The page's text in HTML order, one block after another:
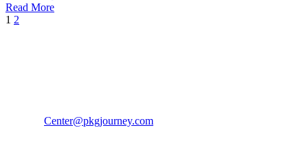
Read More
1 2
Center@pkgjourney.com